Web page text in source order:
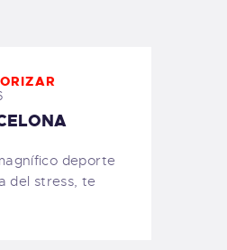
deporte
del stress, te